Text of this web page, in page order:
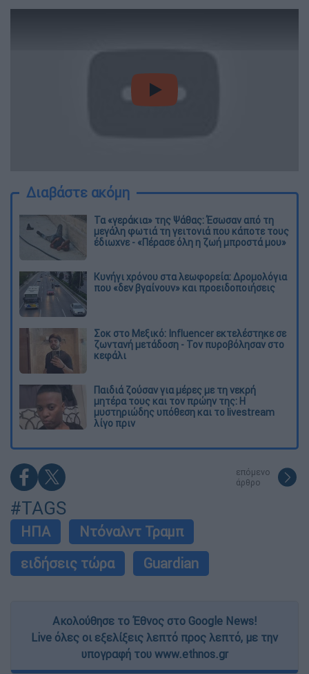
video
Διαβάστε ακόμη
Τα «γεράκια» της Ψάθας: Έσωσαν από τη
μεγάλη φωτιά τη γειτονιά που κάποτε τους
έδιωχνε - «Πέρασε όλη η ζωή μπροστά μου»
Κυνήγι χρόνου στα λεωφορεία: Δρομολόγια
που «δεν βγαίνουν» και προειδοποιήσεις
Σοκ στο Μεξικό: Influencer εκτελέστηκε σε
ζωντανή μετάδοση - Τον πυροβόλησαν στο
κεφάλι
Παιδιά ζούσαν για μέρες με τη νεκρή
μητέρα τους και τον πρώην της: Η
μυστηριώδης υπόθεση και το livestream
λίγο πριν
επόμενο
άρθρο
#TAGS
ΗΠΑ
Ντόναλντ Τραμπ
ειδήσεις τώρα
Guardian
Ακολούθησε το Έθνος στο Google News!
Live όλες οι εξελίξεις λεπτό προς λεπτό, με την
υπογραφή του www.ethnos.gr